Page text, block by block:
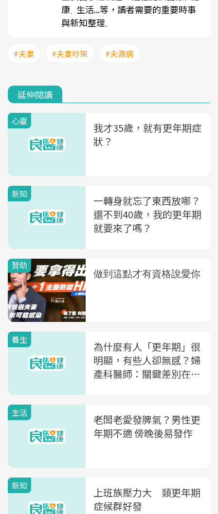
康、 生活...等，讀者需要的重要時事
與新知整理。
#夫妻 #夫妻吵架 #夫源病
延伸閱讀
心靈
我才35歲，就有更年期症
狀？
新知
一轉身就忘了東西放哪？
還不到40歲，我的更年期
就要來了嗎？
養生
為什麼有人「更年期」很
明顯，有些人卻無感？婦
產科醫師：關鍵差別在這
生活
老闆老愛發脾氣？男性更
年期不適 傍晚後易發作
新知
上班族壓力大 類更年期
症候群好發